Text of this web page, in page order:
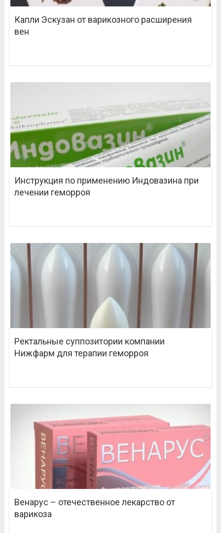
Капли Эскузан от варикозного расширения
вен
Инструкция по применению Индовазина при
лечении геморроя
Ректальные суппозитории компании
Нижфарм для терапии геморроя
Венарус – отечественное лекарство от
варикоза